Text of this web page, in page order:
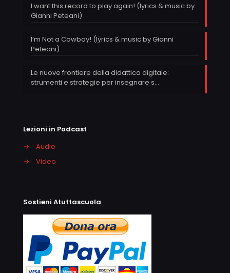
I want this record to play again! (lyrics & music by
Gianni Peteani)
I’m Not a Cowboy! (lyrics & music by Gianni
Peteani)
Le nuove frontiere della didattica digitale:
strumenti e strategie per insegnare s…
Lezioni in Podcast
→
Audio
→
Video
Sostieni Atuttascuola